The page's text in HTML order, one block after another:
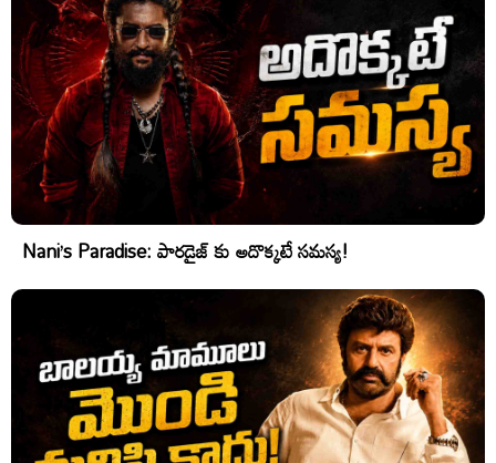
Nani’s Paradise: పారడైజ్ కు అదొక్కటే సమస్య!